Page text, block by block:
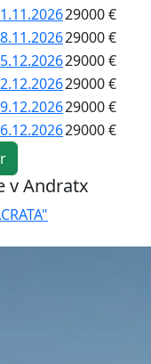
29000 €
29000 €
29000 €
29000 €
29000 €
29000 €
v Andratx